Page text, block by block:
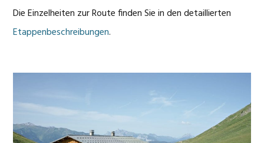
Die Einzelheiten zur Route finden Sie in den detaillierten
Etappenbeschreibungen.